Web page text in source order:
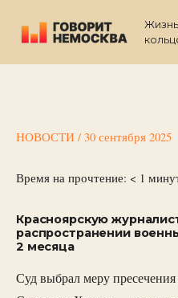
содержимому
НОВОСТИ / 30 сентября 2025
Время на прочтение: < 1
Красноярскую
распространении
2 месяца
Суд выбрал меру